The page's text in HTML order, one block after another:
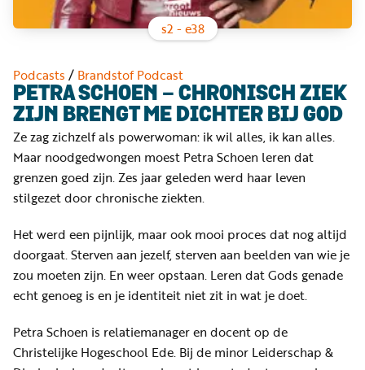
s2 - e38
Podcasts / Brandstof Podcast
PETRA SCHOEN - CHRONISCH ZIEK
ZIJN BRENGT ME DICHTER BIJ GOD
Ze zag zichzelf als powerwoman: ik wil alles, ik kan alles.
Maar noodgedwongen moest Petra Schoen leren dat
grenzen goed zijn. Zes jaar geleden werd haar leven
stilgezet door chronische ziekten.
Het werd een pijnlijk, maar ook mooi proces dat nog altijd
doorgaat. Sterven aan jezelf, sterven aan beelden van wie je
zou moeten zijn. En weer opstaan. Leren dat Gods genade
echt genoeg is en je identiteit niet zit in wat je doet.
Petra Schoen is relatiemanager en docent op de
Christelijke Hogeschool Ede. Bij de minor Leiderschap &
Winkel
Privacy
reglement
Algemene
voorwaarden